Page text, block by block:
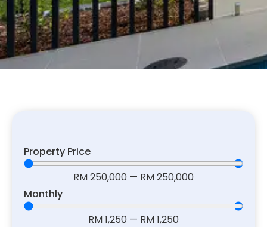
Property Price
RM250,000 — RM250,000
Monthly
RM1,250 — RM1,250